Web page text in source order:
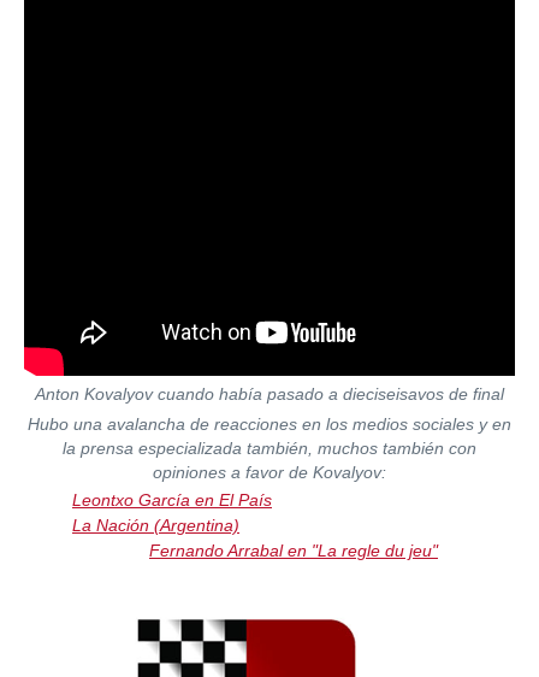
Anton Kovalyov cuando había pasado a dieciseisavos de final
Hubo una avalancha de reacciones en los medios sociales y en
la prensa especializada también, muchos también con
opiniones a favor de Kovalyov:
Leontxo García en El País
La Nación (Argentina)
Fernando Arrabal en "La regle du jeu"